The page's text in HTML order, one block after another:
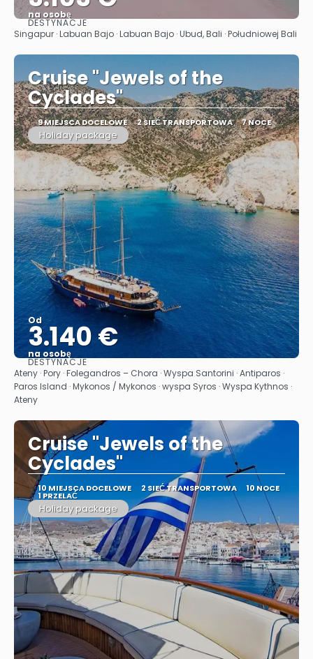
na osobę
Zobacz
DESTYNACJE
Singapur · Labuan Bajo · Labuan Bajo · Ubud, Bali · Południowej Bali
Cruise "Jewels of the
Cyclades"
9 MIEJSCA DOCELOWE 2 SIEĆ TRANSPORTOWA 7 NOCE
Holiday package
Od
3.140 €
na osobę
Zobacz
DESTYNACJE
Ateny · Pory · Folegandros – Chora · Wyspa Santorini · Antiparos ·
Paros Island · Mykonos / Mykonos · wyspa Syros · Wyspa Kythnos ·
Ateny
Cruise "Jewels of the
Cyclades"
10 MIEJSCA DOCELOWE 2 SIEĆ TRANSPORTOWA 10 NOCE
1 PRZELAĆ
Holiday package